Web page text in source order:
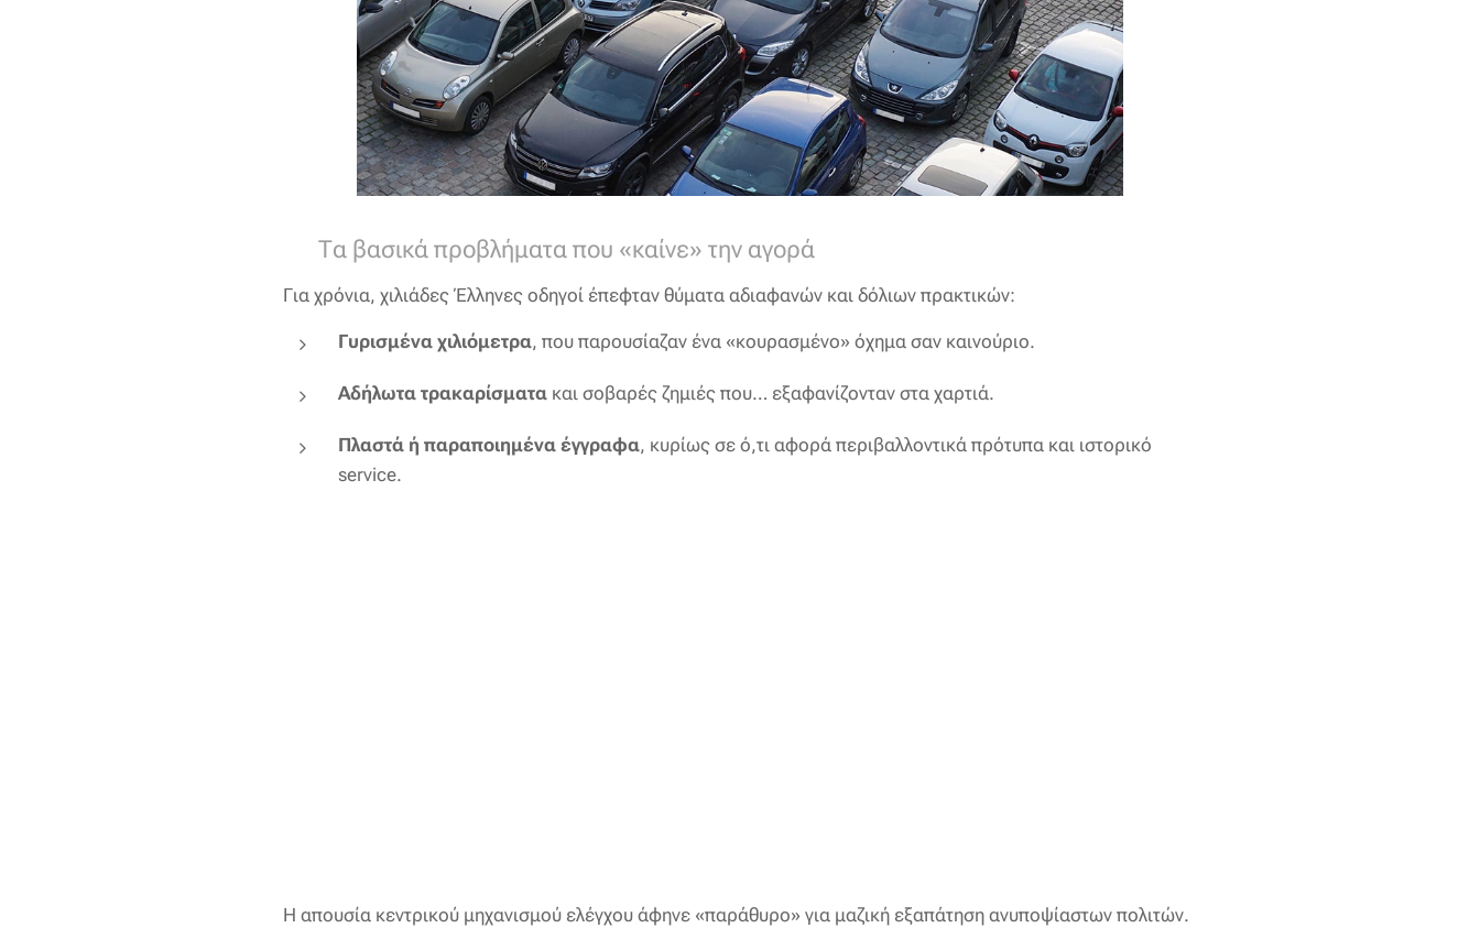
❗ Τα βασικά προβλήματα που «καίνε» την αγορά
Για χρόνια, χιλιάδες Έλληνες οδηγοί έπεφταν θύματα αδιαφανών και δόλιων πρακτικών:
Γυρισμένα χιλιόμετρα, που παρουσίαζαν ένα «κουρασμένο» όχημα σαν καινούριο.
Αδήλωτα τρακαρίσματα και σοβαρές ζημιές που… εξαφανίζονταν στα χαρτιά.
Πλαστά ή παραποιημένα έγγραφα, κυρίως σε ό,τι αφορά περιβαλλοντικά πρότυπα και ιστορικό
service.
Η απουσία κεντρικού μηχανισμού ελέγχου άφηνε «παράθυρο» για μαζική εξαπάτηση ανυποψίαστων πολιτών.